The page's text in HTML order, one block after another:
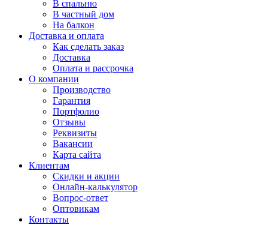
В спальню
В частный дом
На балкон
Доставка и оплата
Как сделать заказ
Доставка
Оплата и рассрочка
О компании
Производство
Гарантия
Портфолио
Отзывы
Реквизиты
Вакансии
Карта сайта
Клиентам
Скидки и акции
Онлайн-калькулятор
Вопрос-ответ
Оптовикам
Контакты